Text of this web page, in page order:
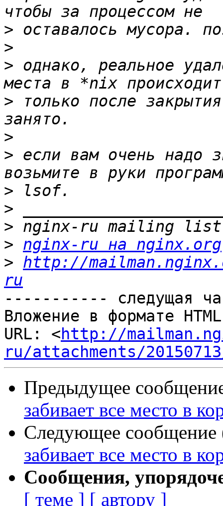
>
>
> однако, реальное
> только после
>
> если вам очень надо
>
>
>
> nginx-ru на nginx.org
> http://
ru
----------- следущая
Вложение в формате
URL: <http://
ru/attachments/
Предыдущее
забивает все место в
Следующее сообщение
забивает все место в
Сообщения,
[ теме ] [ автору ]